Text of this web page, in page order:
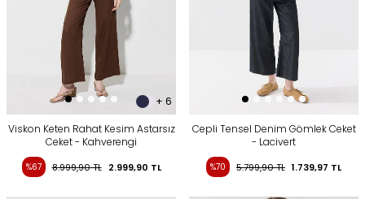
+ 6
Viskon Keten Rahat Kesim Astarsız
Ceket - Kahverengi
%67 8.999,90TL 2.999,90 TL
Cepli Tensel Denim Gömlek Ceket
- Lacivert
%70 5.799,90TL 1.739,97 TL